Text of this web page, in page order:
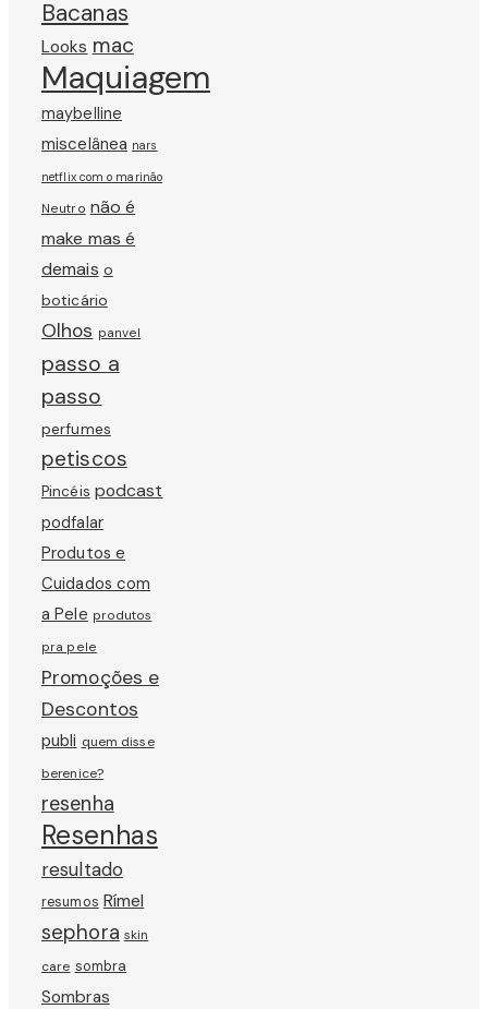
Bacanas
Looks mac
Maquiagem
maybelline
miscelânea nars
netflix com o marinão
Neutro não é
make mas é
demais o
boticário
Olhos panvel
passo a
passo
perfumes
petiscos
Pincéis podcast
podfalar
Produtos e
Cuidados com
a Pele produtos
pra pele
Promoções e
Descontos
publi quem disse
berenice?
resenha
Resenhas
resultado
resumos Rímel
sephora skin
care sombra
Sombras